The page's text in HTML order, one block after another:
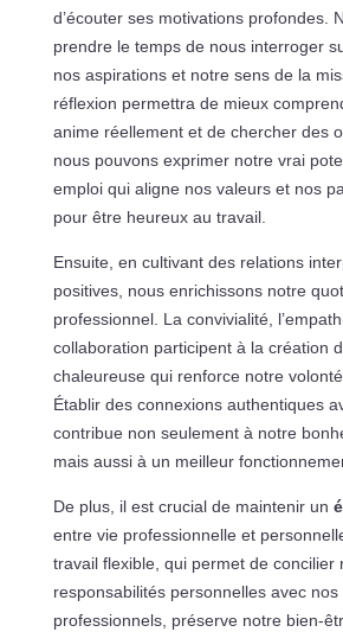
d’écouter ses motivations profondes.
prendre le temps de nous interroger
nos aspirations et notre sens de la
réflexion permettra de mieux
anime réellement et de chercher des
nous pouvons exprimer notre vrai
emploi qui aligne nos valeurs et nos
pour être heureux au travail.
Ensuite, en cultivant des relations
positives, nous enrichissons notre
professionnel. La convivialité,
collaboration participent à la création
chaleureuse qui renforce notre
Établir des connexions authentiques
contribue non seulement à notre
mais aussi à un meilleur
De plus, il est crucial de maintenir un
entre vie professionnelle et
travail flexible, qui permet de concilier
responsabilités personnelles avec nos
professionnels, préserve notre bien-